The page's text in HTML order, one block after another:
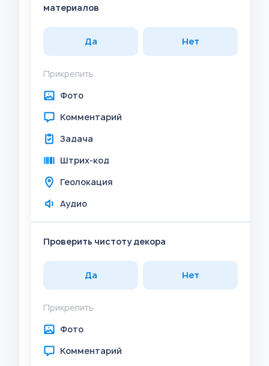
материалов
Да Нет
Прикрепить
Фото
Комментарий
Задача
Штрих-код
Геолокация
Аудио
Проверить чистоту декора
Да Нет
Прикрепить
Фото
Комментарий